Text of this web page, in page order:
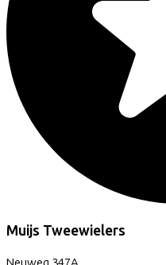
Muijs Tweewielers